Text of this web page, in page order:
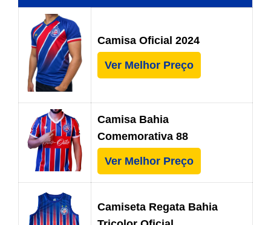
Camisa Oficial 2024
Ver Melhor Preço
Camisa Bahia
Comemorativa 88
Ver Melhor Preço
Camiseta Regata Bahia